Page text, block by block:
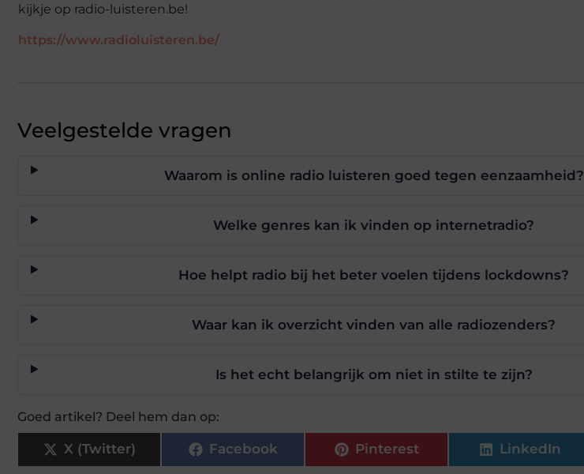
kijkje op radio-luisteren.be!
https://www.radioluisteren.be/
Veelgestelde vragen
Waarom is online radio luisteren goed tegen eenzaamheid?
Welke genres kan ik vinden op internetradio?
Hoe helpt radio bij het beter voelen tijdens lockdowns?
Waar kan ik overzicht vinden van alle radiozenders?
Is het echt belangrijk om niet in stilte te zijn?
Goed artikel? Deel hem dan op:
X (Twitter) Facebook Pinterest LinkedIn